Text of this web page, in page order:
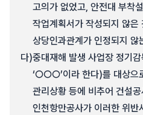
고의가 없었고, 안전대 부착
작업계획서가 작성되지 않은
상당인과관계가 인정되지 않
다)중대재해 발생 사업장 정기
‘○○○’이라 한다)를 대상으
관리상황 등에 비추어 건설
인천항만공사가 이러한 위반